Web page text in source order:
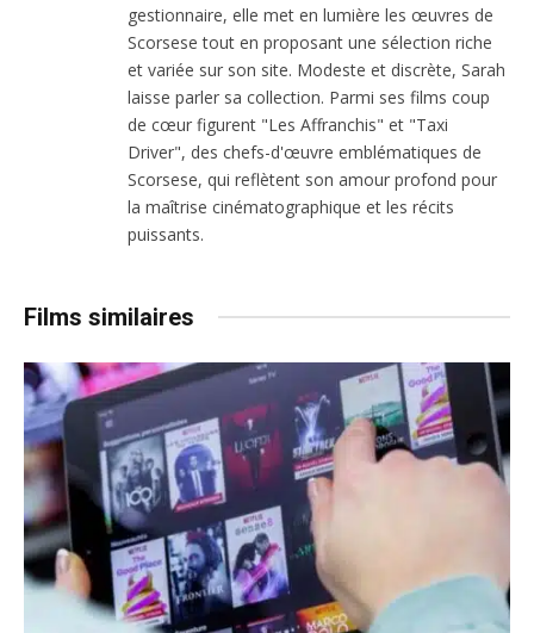
gestionnaire, elle met en lumière les œuvres de
Scorsese tout en proposant une sélection riche
et variée sur son site. Modeste et discrète, Sarah
laisse parler sa collection. Parmi ses films coup
de cœur figurent "Les Affranchis" et "Taxi
Driver", des chefs-d'œuvre emblématiques de
Scorsese, qui reflètent son amour profond pour
la maîtrise cinématographique et les récits
puissants.
Films similaires